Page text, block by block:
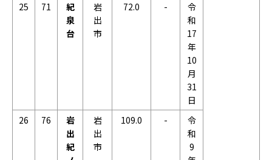
25
71
紀
泉
台
岩
出
市
72.0 -
令
和
17
年
10
月
31
日
26
76
岩
出
紀
岩
出
市
109.0 -
令
和
9